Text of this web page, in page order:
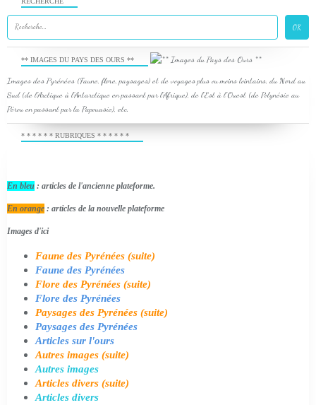
** IMAGES DU PAYS DES OURS **
Images des Pyrénées (Faune, flore, paysages) et de voyages plus ou moins lointains, du Nord au
Sud (de l'Arctique à l'Antarctique en passant par l'Afrique), de l'Est à l'Ouest (de Polynésie au
Pérou en passant par la Papouasie), etc.
* * * * * * RUBRIQUES * * * * * *
En bleu : articles de l'ancienne plateforme.
En orange : articles de la nouvelle plateforme
Images d'ici
Faune des Pyrénées (suite)
Faune des Pyrénées
Flore des Pyrénées (suite)
Flore des Pyrénées
Paysages des Pyrénées (suite)
Paysages des Pyrénées
Articles sur l'ours
Autres images (suite)
Autres images
Articles divers (suite)
Articles divers